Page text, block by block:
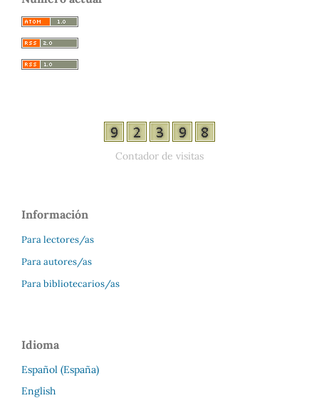
Contador de visitas
Información
Para lectores/as
Para autores/as
Para bibliotecarios/as
Idioma
Español (España)
English